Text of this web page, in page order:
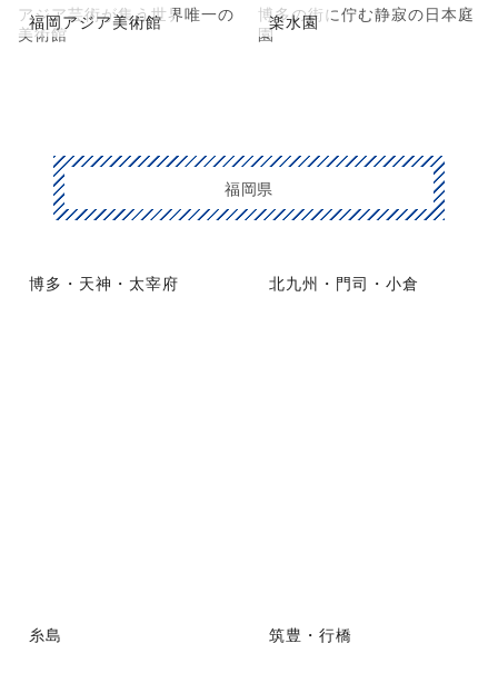
福岡アジア美術館
アジア芸術が集う世界唯一の
美術館
楽水園
博多の街に佇む静寂の日本庭
園
福岡県
博多・天神・太宰府 北九州・門司・小倉
糸島 筑豊・行橋